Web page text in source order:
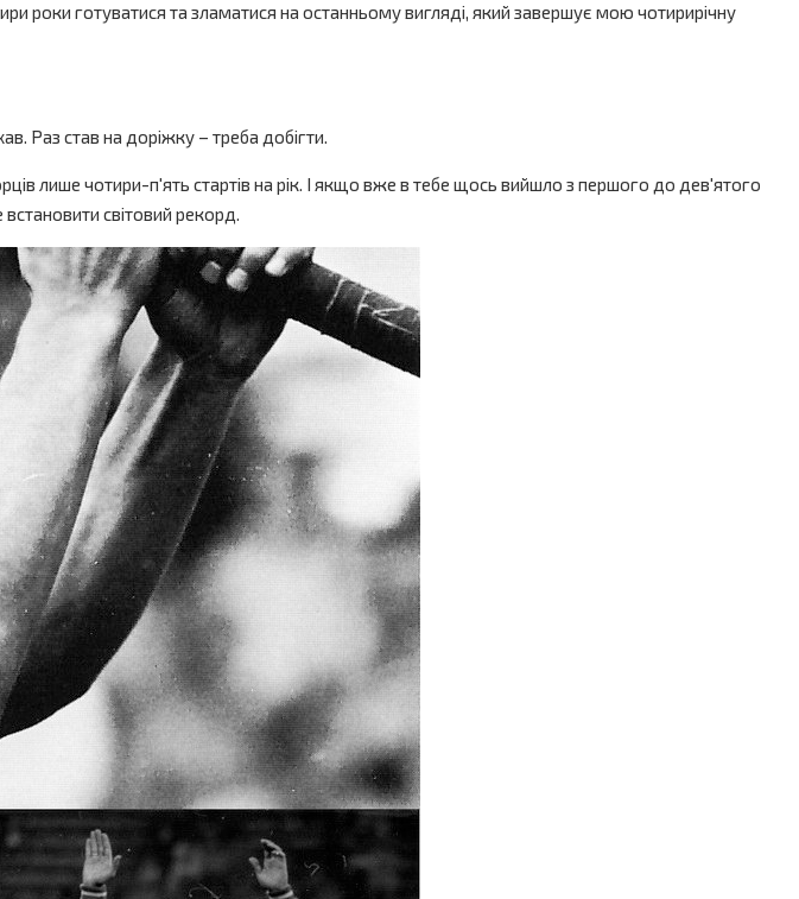
роки готуватися та зламатися на останньому вигляді, який завершує мою чотирирічну
Раз став на доріжку – треба добігти.
лише чотири-п'ять стартів на рік. І якщо вже в тебе щось вийшло з першого до дев'ятого
світовий рекорд.